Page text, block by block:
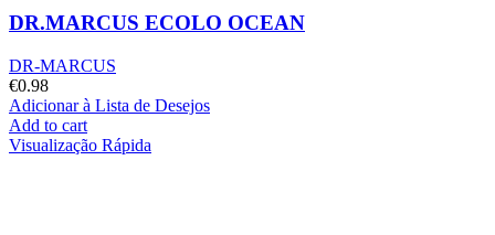
DR.MARCUS ECOLO OCEAN
DR-MARCUS
€0.98
Adicionar à Lista de Desejos
Add to cart
Visualização Rápida